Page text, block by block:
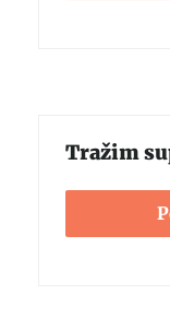
Tražim